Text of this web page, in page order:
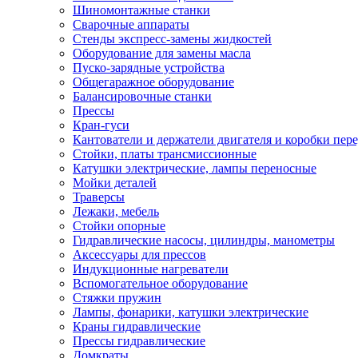
Шиномонтажные станки
Сварочные аппараты
Стенды экспресс-замены жидкостей
Оборудование для замены масла
Пуско-зарядные устройства
Общегаражное оборудование
Балансировочные станки
Прессы
Кран-гуси
Кантователи и держатели двигателя и коробки
Стойки, платы трансмиссионные
Катушки электрические, лампы переносные
Мойки деталей
Траверсы
Лежаки, мебель
Стойки опорные
Гидравлические насосы, цилиндры, манометры
Аксессуары для прессов
Индукционные нагреватели
Вспомогательное оборудование
Стяжки пружин
Лампы, фонарики, катушки электрические
Краны гидравлические
Прессы гидравлические
Домкраты